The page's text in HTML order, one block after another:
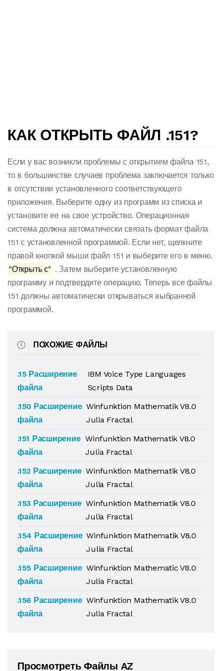
КАК ОТКРЫТЬ ФАЙЛ .151?
Если у вас возникли проблемы с открытием файла 151,
то в большинстве случаев проблема заключается только
в отсутствии установленного соответствующего
приложения. Выберите одну из программ из списка и
установите ее на свое устройство. Операционная
система должна автоматически связать формат файла
151 с установленной программой. Если нет, щелкните
правой кнопкой мыши файл 151 и выберите его в меню.
"Открыть с" . Затем выберите установленную
программу и подтвердите операцию. Теперь все файлы
151 должны автоматически открываться выбранной
программой.
ПОХОЖИЕ ФАЙЛЫ
.15 Расширение
файла
IBM Voice Type Languages
Scripts Data
.150 Расширение
файла
Winfunktion Mathematik V8.0
Julia Fractal
.151 Расширение
файла
Winfunktion Mathematik V8.0
Julia Fractal
.152 Расширение
файла
Winfunktion Mathematik V8.0
Julia Fractal
.153 Расширение
файла
Winfunktion Mathematik V8.0
Julia Fractal
.154 Расширение
файла
Winfunktion Mathematik V8.0
Julia Fractal
.155 Расширение
файла
Winfunktion Mathematic V8.0
Julia Fractal
.156 Расширение
файла
Winfunktion Mathematik V8.0
Julia Fractal
Просмотреть Файлы AZ